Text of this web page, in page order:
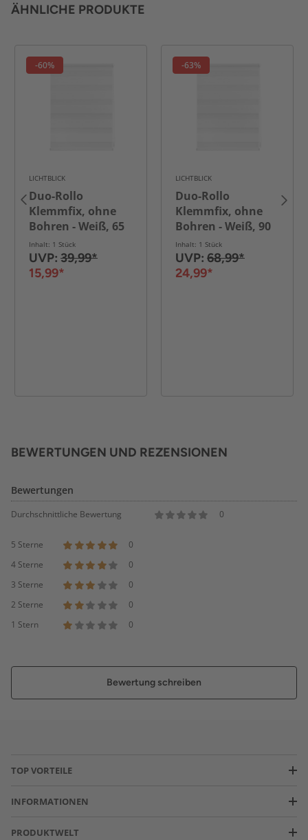
ÄHNLICHE PRODUKTE
-60%
LICHTBLICK
Duo-Rollo
Klemmfix, ohne
Bohren - Weiß, 65
cm x 150 cm (B x L)
Inhalt: 1 Stück
UVP: 39,99*
15,99*
-63%
LICHTBLICK
Duo-Rollo
Klemmfix, ohne
Bohren - Weiß, 90
cm x 220 cm (B x L)
Inhalt: 1 Stück
UVP: 68,99*
24,99*
BEWERTUNGEN UND REZENSIONEN
Bewertungen
Durchschnittliche Bewertung 0
5 Sterne
0
4 Sterne
0
3 Sterne
0
2 Sterne
0
1 Stern
0
Bewertung schreiben
TOP VORTEILE
INFORMATIONEN
PRODUKTWELT